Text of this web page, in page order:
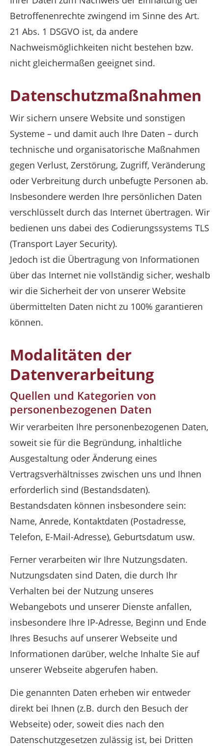
Betroffenenrechte zwingend im Sinne des Art.
21 Abs. 1 DSGVO ist, da andere
Nachweismöglichkeiten nicht bestehen bzw.
nicht gleichermaßen geeignet sind.
Datenschutzmaßnahmen
Wir sichern unsere Website und sonstigen
Systeme – und damit auch Ihre Daten – durch
technische und organisatorische Maßnahmen
gegen Verlust, Zerstörung, Zugriff, Veränderung
oder Verbreitung durch unbefugte Personen ab.
Insbesondere werden Ihre persönlichen Daten
verschlüsselt durch das Internet übertragen. Wir
bedienen uns dabei des Codierungssystems TLS
(Transport Layer Security).
Jedoch ist die Übertragung von Informationen
über das Internet nie vollständig sicher, weshalb
wir die Sicherheit der von unserer Website
übermittelten Daten nicht zu 100% garantieren
können.
Modalitäten der
Datenverarbeitung
Quellen und Kategorien von
personenbezogenen Daten
Wir verarbeiten Ihre personenbezogenen Daten,
soweit sie für die Begründung, inhaltliche
Ausgestaltung oder Änderung eines
Vertragsverhältnisses zwischen uns und Ihnen
erforderlich sind (Bestandsdaten).
Bestandsdaten können insbesondere sein:
Name, Anrede, Kontaktdaten (Postadresse,
Telefon, E-Mail-Adresse), Geburtsdatum usw.
Ferner verarbeiten wir Ihre Nutzungsdaten.
Nutzungsdaten sind Daten, die durch Ihr
Verhalten bei der Nutzung unseres
Webangebots und unserer Dienste anfallen,
insbesondere Ihre IP-Adresse, Beginn und Ende
Ihres Besuchs auf unserer Webseite und
Informationen darüber, welche Inhalte Sie auf
unserer Webseite abgerufen haben.
Die genannten Daten erheben wir entweder
direkt bei Ihnen (z.B. durch den Besuch der
Webseite) oder, soweit dies nach den
Datenschutzgesetzen zulässig ist, bei Dritten